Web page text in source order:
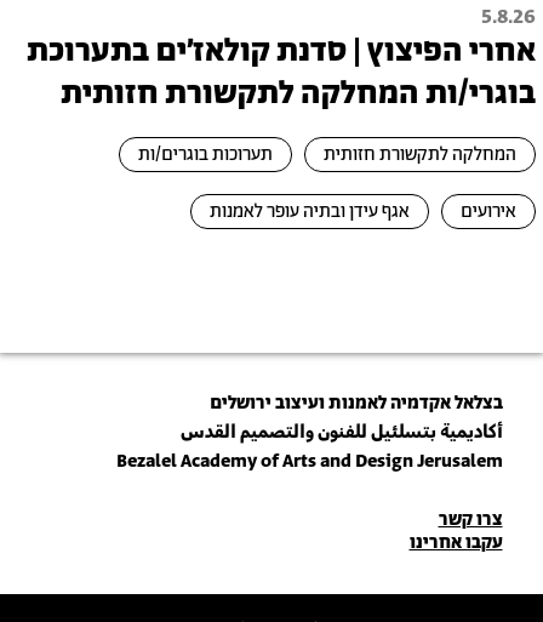
5.8.26
אחרי הפיצוץ | סדנת קולאז׳ים בתערוכת
בוגרי/ות המחלקה לתקשורת חזותית
המחלקה לתקשורת חזותית תערוכות בוגרים/ות
אירועים אגף עידן ובתיה עופר לאמנות
בצלאל אקדמיה לאמנות ועיצוב ירושלים
أكاديمية بتسلئيل للفنون والتصميم القدس
Bezalel Academy of Arts and Design Jerusalem
פרטי
יצירת
קשר
צרו קשר
עקבו אחרינו